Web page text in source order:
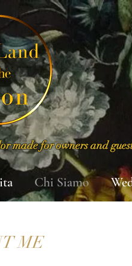
made for owners and
Chi Siamo
ME